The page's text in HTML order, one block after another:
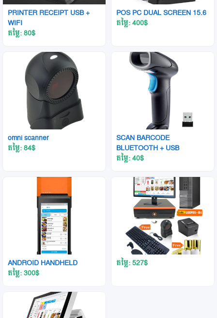
PRINTER RECEIPT USB +
WIFI
តម្លៃ: 80$
POS PC DUAL SCREEN 15.6
តម្លៃ: 400$
omni scanner
តម្លៃ: 84$
SCAN BARCODE
BLUETOOTH + USB
តម្លៃ: 40$
ANDROID HANDHELD
តម្លៃ: 300$
តម្លៃ: 527$